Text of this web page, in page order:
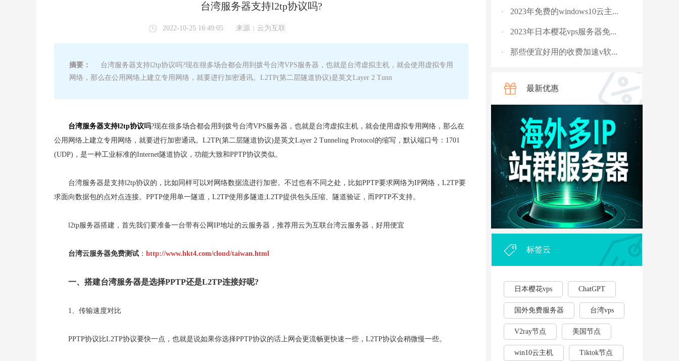
台湾服务器支持l2tp协议吗?
2022-10-25 16:49:05 来源： 云为互联
摘要：
台湾服务器支持l2tp协议吗?现在很多场合都会用到拨号台湾VPS服务器，也就是台湾虚拟主机，就会使用虚拟专用
网络，那么在公用网络上建立专用网络，就要进行加密通讯。L2TP(第二层隧道协议)是英文Layer 2 Tunn
台湾服务器支持l2tp协议吗?现在很多场合都会用到拨号台湾VPS服务器，也就是台湾虚拟主机，就会使用虚拟专用网络，那么在
公用网络上建立专用网络，就要进行加密通讯。L2TP(第二层隧道协议)是英文Layer 2 Tunneling Protocol的缩写，默认端口号：1701
(UDP)，是一种工业标准的Internet隧道协议，功能大致和PPTP协议类似。
台湾服务器是支持l2tp协议的，比如同样可以对网络数据流进行加密。不过也有不同之处，比如PPTP要求网络为IP网络，L2TP要
求面向数据包的点对点连接。PPTP使用单一隧道，L2TP使用多隧道;L2TP提供包头压缩、隧道验证，而PPTP不支持。
l2tp服务器搭建，首先我们要准备一台带有公网IP地址的云服务器，推荐用云为互联台湾云服务器，好用便宜
台湾云服务器免费测试 ： http://www.hkt4.com/cloud/taiwan.html
一、搭建台湾服务器是选择PPTP还是L2TP连接好呢?
1、传输速度对比
PPTP协议比L2TP协议要快一点，也就是说如果你选择PPTP协议的话上网会更流畅更快速一些，L2TP协议会稍微慢一些。
· 2023年免费的windows10云主...
· 2023年日本樱花vps服务器免...
· 那些便宜好用的收费加速v软...
2023年，国外十大免费服务...
rpc服务器不可用的4种解决...
国外vps 加速免费安装
· 骨灰玩家教你安全搭建“游...
· V2ray节点配置连接后无法科...
· 外贸企业和个人利用vps，能...
2023年云服务器用作游戏挂...
最新优惠
标签云
日本樱花vps ChatGPT
国外免费服务器 台湾vps
V2ray节点 美国节点
win10云主机 Tiktok节点